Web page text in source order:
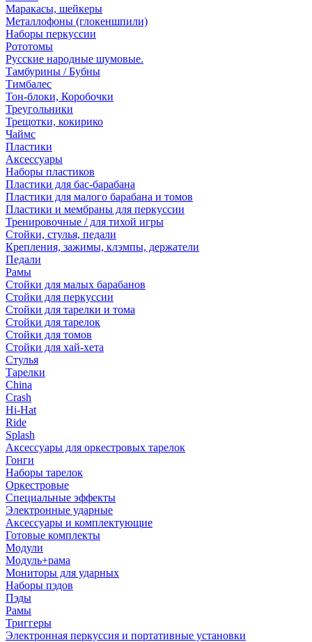
Маракасы, шейкеры
Металлофоны (глокеншпили)
Наборы перкуссии
Рототомы
Русские народные шумовые.
Тамбурины / Бубны
Тимбалес
Тон-блоки, Коробочки
Треугольники
Трещотки, кокирико
Чаймс
Пластики
Аксессуары
Наборы пластиков
Пластики для бас-барабана
Пластики для малого барабана и томов
Пластики и мембраны для перкуссии
Тренировочные / для тихой игры
Стойки, стулья, педали
Крепления, зажимы, клэмпы, держатели
Педали
Рамы
Стойки для малых барабанов
Стойки для перкуссии
Стойки для тарелки и тома
Стойки для тарелок
Стойки для томов
Стойки для хай-хета
Стулья
Тарелки
China
Crash
Hi-Hat
Ride
Splash
Аксессуары для оркестровых тарелок
Гонги
Наборы тарелок
Оркестровые
Специальные эффекты
Электронные ударные
Аксессуары и комплектующие
Готовые комплекты
Модули
Модуль+рама
Мониторы для ударных
Наборы пэдов
Пэды
Рамы
Триггеры
Электронная перкуссия и портативные установки